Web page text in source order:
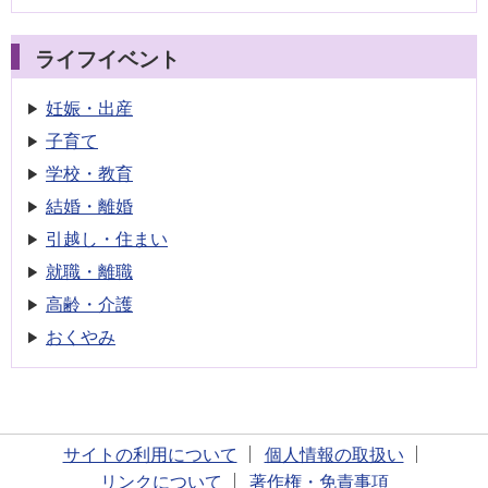
ライフイベント
妊娠・出産
子育て
学校・教育
結婚・離婚
引越し・住まい
就職・離職
高齢・介護
おくやみ
サイトの利用について
個人情報の取扱い
リンクについて
著作権・免責事項